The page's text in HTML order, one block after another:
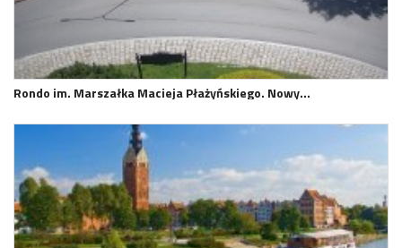
Rondo im. Marszałka Macieja Płażyńskiego. Nowy…